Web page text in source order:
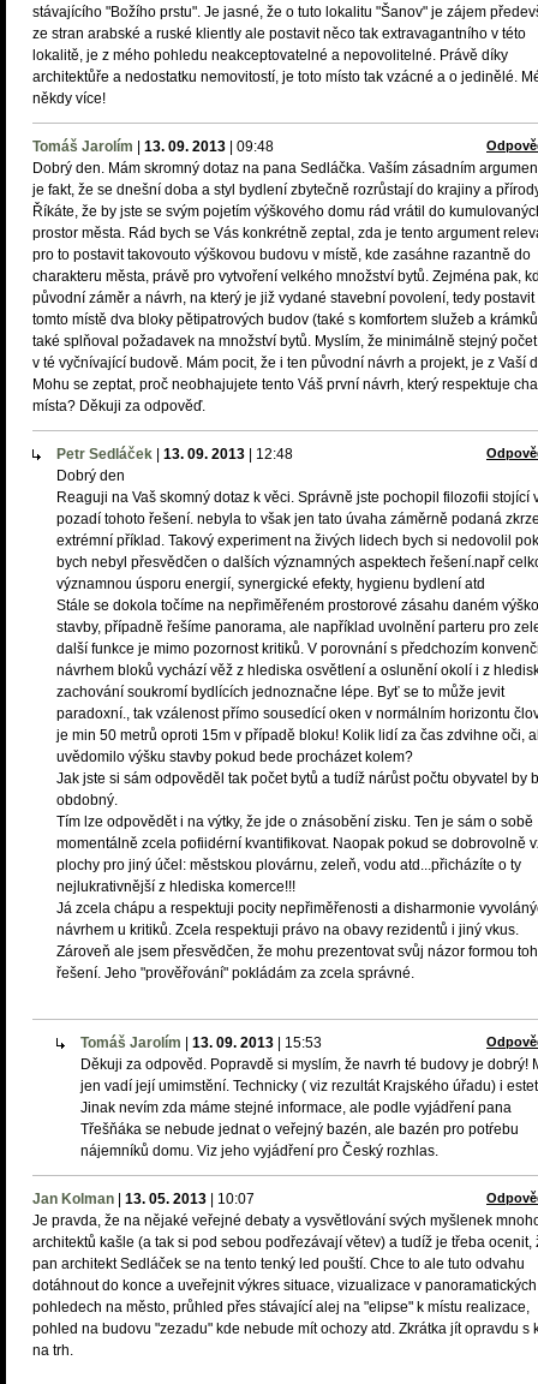
stávajícího "Božího prstu". Je jasné, že o tuto lokalitu "Šanov" je zájem
ze stran arabské a ruské kliently ale postavit něco tak extravagantního v této
lokalitě, je z mého pohledu neakceptovatelné a nepovolitelné. Právě díky
architektůře a nedostatku nemovitostí, je toto místo tak vzácné a o jedinělé.
někdy více!
Tomáš Jarolím 13. 09. 2013 09:48
Dobrý den. Mám skromný dotaz na pana Sedláčka. Vaším zásadním
je fakt, že se dnešní doba a styl bydlení zbytečně rozrůstají do krajiny a
Říkáte, že by jste se svým pojetím výškového domu rád vrátil do
prostor města. Rád bych se Vás konkrétně zeptal, zda je tento argument
pro to postavit takovouto výškovou budovu v místě, kde zasáhne razantně do
charakteru města, právě pro vytvoření velkého množství bytů. Zejména pak,
původní záměr a návrh, na který je již vydané stavební povolení, tedy postavit
tomto místě dva bloky pětipatrových budov (také s komfortem služeb a
také splňoval požadavek na množství bytů. Myslím, že minimálně stejný
v té vyčnívající budově. Mám pocit, že i ten původní návrh a projekt, je z Vaší
Mohu se zeptat, proč neobhajujete tento Váš první návrh, který respektuje
místa? Děkuji za odpověď.
Petr Sedláček 13. 09. 2013 12:48
Dobrý den
Reaguji na Vaš skomný dotaz k věci. Správně jste pochopil filozofii stojící
pozadí tohoto řešení. nebyla to však jen tato úvaha záměrně podaná
extrémní příklad. Takový experiment na živých lidech bych si nedovolil
bych nebyl přesvědčen o dalších významných aspektech řešení.např
významnou úsporu energií, synergické efekty, hygienu bydlení atd
Stále se dokola točíme na nepřiměřeném prostorové zásahu daném
stavby, případně řešíme panorama, ale například uvolnění parteru pro
další funkce je mimo pozornost kritiků. V porovnání s předchozím
návrhem bloků vychází věž z hlediska osvětlení a oslunění okolí i z
zachování soukromí bydlících jednoznačne lépe. Byť se to může jevit
paradoxní., tak vzálenost přímo sousedící oken v normálním horizontu
je min 50 metrů oproti 15m v případě bloku! Kolik lidí za čas zdvihne oči,
uvědomilo výšku stavby pokud bede procházet kolem?
Jak jste si sám odpověděl tak počet bytů a tudíž nárůst počtu obyvatel by
obdobný.
Tím lze odpovědět i na výtky, že jde o znásobění zisku. Ten je sám o sobě
momentálně zcela pofiidérní kvantifikovat. Naopak pokud se dobrovolně
plochy pro jiný účel: městskou plovárnu, zeleň, vodu atd...přicházíte o ty
nejlukrativnější z hlediska komerce!!!
Já zcela chápu a respektuji pocity nepřiměřenosti a disharmonie
návrhem u kritiků. Zcela respektuji právo na obavy rezidentů i jiný vkus.
Zároveň ale jsem přesvědčen, že mohu prezentovat svůj názor formou
řešení. Jeho "prověřování" pokládám za zcela správné.
Tomáš Jarolím 13. 09. 2013 15:53
Děkuji za odpověd. Popravdě si myslím, že navrh té budovy je dobrý!
jen vadí její umimstění. Technicky ( viz rezultát Krajského úřadu) i
Jinak nevím zda máme stejné informace, ale podle vyjádření pana
Třešňáka se nebude jednat o veřejný bazén, ale bazén pro potŕebu
nájemníků domu. Viz jeho vyjádření pro Český rozhlas.
Jan Kolman 13. 05. 2013 10:07
Je pravda, že na nějaké veřejné debaty a vysvětlování svých myšlenek
architektů kašle (a tak si pod sebou podřezávají větev) a tudíž je třeba ocenit,
pan architekt Sedláček se na tento tenký led pouští. Chce to ale tuto odvahu
dotáhnout do konce a uveřejnit výkres situace, vizualizace v panoramatických
pohledech na město, průhled přes stávající alej na "elipse" k místu realizace,
pohled na budovu "zezadu" kde nebude mít ochozy atd. Zkrátka jít opravdu s
na trh.